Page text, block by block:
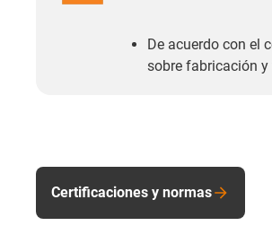
De acuerdo con el
sobre fabricación
Certificaciones y normas